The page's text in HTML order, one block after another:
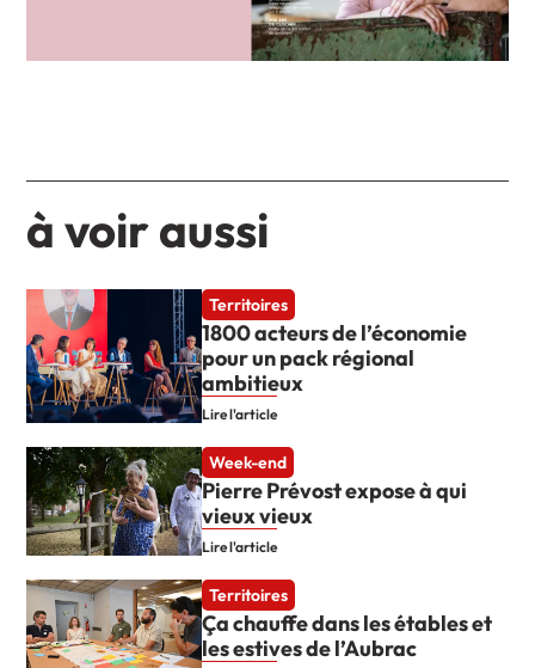
à voir aussi
Territoires
1800 acteurs de l’économie
pour un pack régional
ambitieux
Lire l'article
Week-end
Pierre Prévost expose à qui
vieux vieux
Lire l'article
Territoires
Ça chauffe dans les étables et
les estives de l’Aubrac